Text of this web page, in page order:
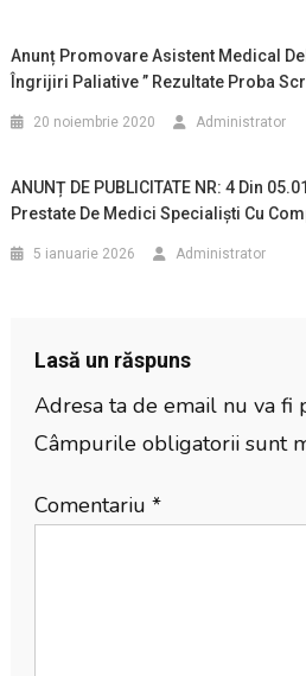
Anunț Promovare Asistent Medical
Îngrijiri Paliative ” Rezultate Proba
20 noiembrie 2020 Administrator
ANUNȚ DE PUBLICITATE NR: 4 Din
Prestate De Medici Specialiști Cu
5 ianuarie 2026 Administrator
Lasă un răspuns
Adresa ta de email nu va fi
Câmpurile obligatorii sunt
Comentariu *